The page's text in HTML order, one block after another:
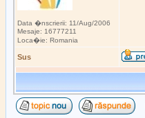
Data �nscrierii: 11/Aug/2006
Mesaje: 16777211
Loca�ie: Romania
Sus